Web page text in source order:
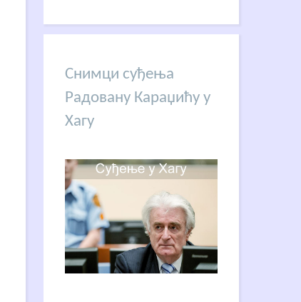
Снимци суђења
Радовану Караџићу у
Хагу